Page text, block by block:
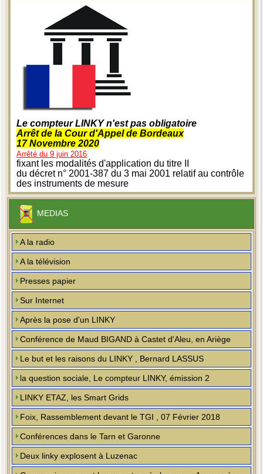
Le compteur LINKY n'est pas obligatoire
Arrêt de la Cour d'Appel de Bordeaux
17 Novembre 2020
Arrêté du 9 juin 2016
fixant les modalités d'application du titre II
du décret n° 2001-387 du 3 mai 2001 relatif au contrôle
des instruments de mesure
MEDIAS
A la radio
A la télévision
Presses papier
Sur Internet
Après la pose d'un LINKY
Conférence de Maud BIGAND à Castet d'Aleu, en Ariège
Le but et les raisons du LINKY , Bernard LASSUS
la question sociale, Le compteur LINKY, émission 2
LINKY ETAZ, les Smart Grids
Foix, Rassemblement devant le TGI , 07 Février 2018
Conférences dans le Tarn et Garonne
Deux linky explosent à Luzenac